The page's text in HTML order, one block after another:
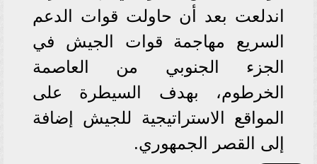
اندلعت بعد أن حاولت قوات الدعم
السريع مهاجمة قوات الجيش في
الجزء الجنوبي من العاصمة
الخرطوم، بهدف السيطرة على
المواقع الاستراتيجية للجيش إضافة
إلى القصر الجمهوري.